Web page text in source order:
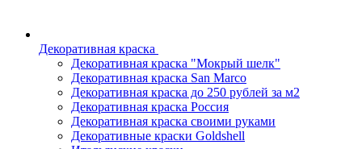
Декоративная краска
Декоративная краска "Мокрый шелк"
Декоративная краска San Marco
Декоративная краска до 250 рублей за м2
Декоративная краска Россия
Декоративная краска своими руками
Декоративные краски Goldshell